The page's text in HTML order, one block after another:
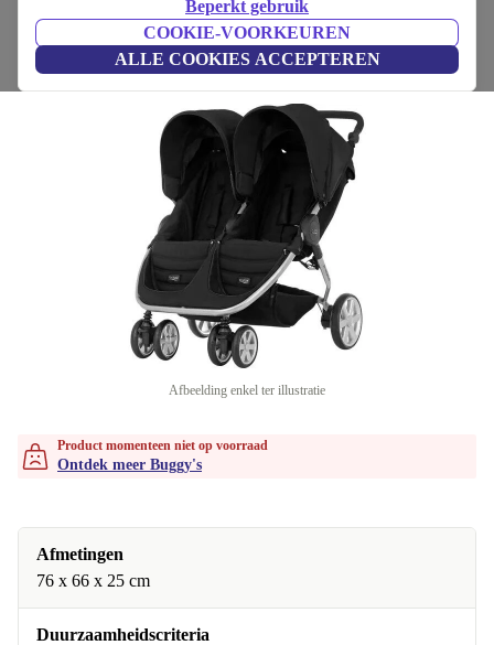
Beperkt gebruik
COOKIE-VOORKEUREN
ALLE COOKIES ACCEPTEREN
zwart
(Beoordelingen worden verzameld)
Afbeelding enkel ter illustratie
Product momenteen niet op voorraad
Ontdek meer Buggy's
Afmetingen
76 x 66 x 25 cm
Duurzaamheidscriteria